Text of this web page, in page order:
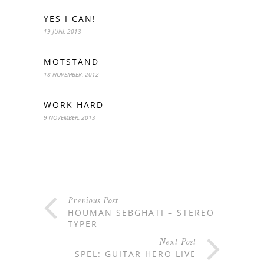
YES I CAN!
19 JUNI, 2013
MOTSTÅND
18 NOVEMBER, 2012
WORK HARD
9 NOVEMBER, 2013
Previous Post
HOUMAN SEBGHATI – STEREO
TYPER
Next Post
SPEL: GUITAR HERO LIVE